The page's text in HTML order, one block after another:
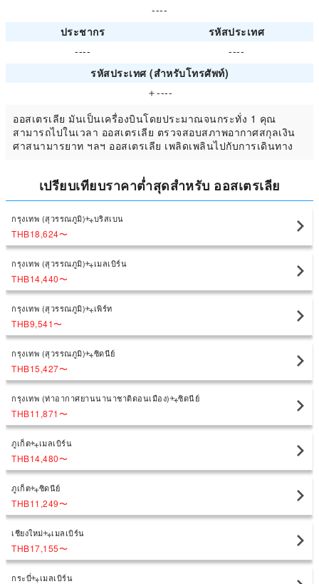
----
ประชากร
รหัสประเทศ
----
----
รหัสประเทศ (สำหรับโทรศัพท์)
＋----
ออสเตรเลีย มันเป็นเครื่องบินโดยประมาณจนกระทั่ง 1 คุณ
สามารถไปในเวลา ออสเตรเลีย ตรวจสอบสภาพอากาศสกุลเงิน
ศาสนามารยาท ฯลฯ ออสเตรเลีย เพลิดเพลินไปกับการเดินทาง
เปรียบเทียบราคาต่ำสุดสำหรับ ออสเตรเลีย
กรุงเทพ (สุวรรณภูมิ) บริสเบน
THB18,624〜
กรุงเทพ (สุวรรณภูมิ) เมลเบิร์น
THB14,440〜
กรุงเทพ (สุวรรณภูมิ) เพิร์ท
THB9,541〜
กรุงเทพ (สุวรรณภูมิ) ซิดนีย์
THB15,427〜
กรุงเทพ (ท่าอากาศยานนานาชาติดอนเมือง) ซิดนีย์
THB11,871〜
ภูเก็ต เมลเบิร์น
THB14,480〜
ภูเก็ต ซิดนีย์
THB11,249〜
เชียงใหม่ เมลเบิร์น
THB17,155〜
กระบี่ เมลเบิร์น